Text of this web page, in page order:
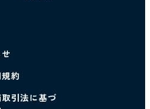
約
引法に基づ